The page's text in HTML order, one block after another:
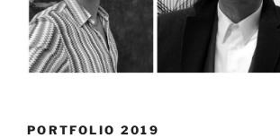
PORTFOLIO 2019